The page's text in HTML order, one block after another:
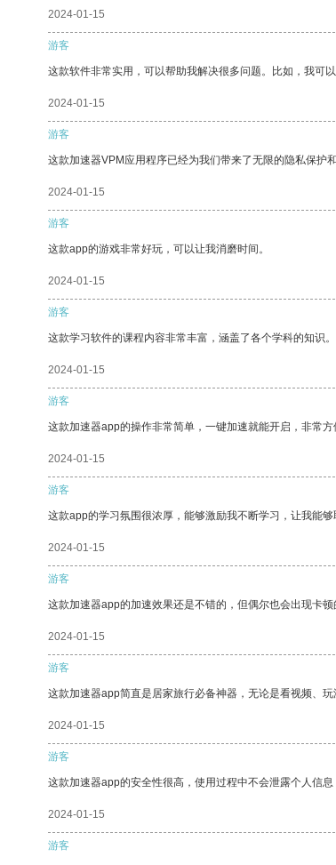
2024-01-15
游客
这款软件非常实用，可以帮助我解决很多问题。比如，我可
2024-01-15
游客
这款加速器VPM应用程序已经为我们带来了无限的隐私保护和
2024-01-15
游客
这款app的游戏非常好玩，可以让我消磨时间。
2024-01-15
游客
这款学习软件的课程内容非常丰富，涵盖了各个学科的知识
2024-01-15
游客
这款加速器app的操作非常简单，一键加速就能开启，非常方
2024-01-15
游客
这款app的学习氛围很浓厚，能够激励我不断学习，让我能够
2024-01-15
游客
这款加速器app的加速效果还是不错的，但偶尔也会出现卡顿
2024-01-15
游客
这款加速器app简直是居家旅行必备神器，无论是看视频、
2024-01-15
游客
这款加速器app的安全性很高，使用过程中不会泄露个人信息
2024-01-15
游客